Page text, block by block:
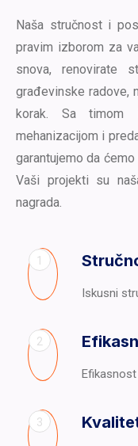
Naša stručnost i
pravim izborom za
snova, renovirate
građevinske radove,
korak. Sa timom
mehanizacijom i
garantujemo da
Vaši projekti su
nagrada.
1
Iskusni
2
3